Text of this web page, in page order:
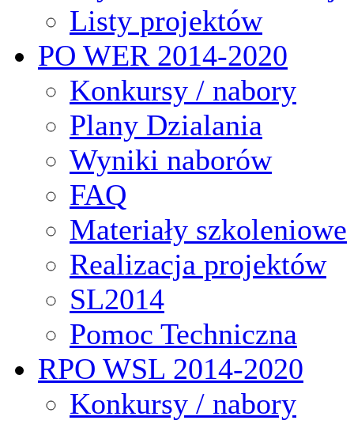
Listy projektów
PO WER 2014-2020
Konkursy / nabory
Plany Dzialania
Wyniki naborów
FAQ
Materiały szkoleniowe
Realizacja projektów
SL2014
Pomoc Techniczna
RPO WSL 2014-2020
Konkursy / nabory